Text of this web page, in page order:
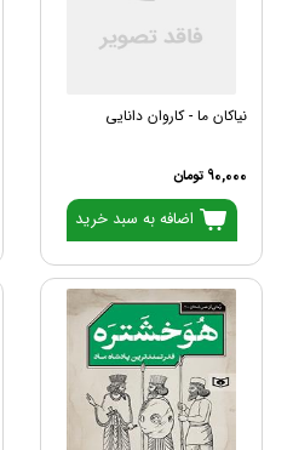
نیاکان ما - کاروان دانایی
90,000 تومان
اضافه به سبد خرید